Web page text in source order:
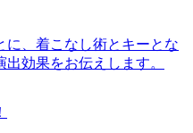
に、着こなし術とキーとな
効果をお伝えします。